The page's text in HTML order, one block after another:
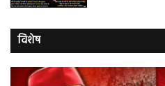
विशेष